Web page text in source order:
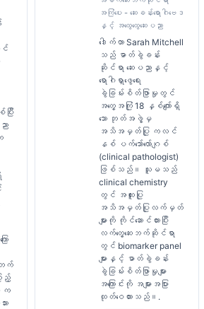
င်
ြီး
ာ
ာ
ဘက်
ည့်
က
း
အကြံပေး - ဆေးခန်းရောဂါဗေဒ
နှင့် အထွေထွေဆေးပညာ
ဒေါက်တာ Sarah Mitchell
သည် ဓာတ်ခွဲခန်း
ဆိုင်ရာ ဆေးပညာနှင့်
ရောဂါရှာဖွေရေး
ခွဲခြမ်းစိတ်ဖြာမှုတွင်
အတွေ့အကြုံ 18 နှစ်ကျော်ရှိ
သော ဘုတ်အဖွဲ့မှ
အသိအမှတ်ပြု ကလင်
နစ် ပက်သော်လော်ဂျစ်
(clinical pathologist)
ဖြစ်သည်။ သူမသည်
clinical chemistry
တွင် အထူးပြု
အသိအမှတ်ပြုလက်မှတ်
များကို ကိုင်ဆောင်ထားပြီး
လက်တွေ့ဆေးဘက်ဆိုင်ရာ
တွင် biomarker panel
များနှင့် ဓာတ်ခွဲခန်း
ခွဲခြမ်းစိတ်ဖြာမှုများ
အကြောင်းကို အများအပြား
ထုတ်ဝေထားသည်။.